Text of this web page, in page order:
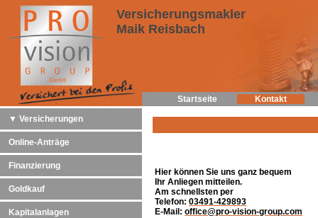
Versicherungsmakler
Maik Reisbach
Startseite
Kontakt
▼ Versicherungen
Online-Anträge
Finanzierung
Goldkauf
Kapitalanlagen
Hier können Sie uns ganz bequem
Ihr Anliegen mitteilen.
Am schnellsten per
Telefon: 03491-429893
E-Mail: office@pro-vision-group.com